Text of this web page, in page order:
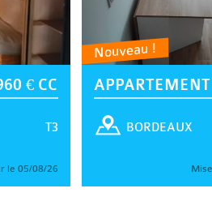
€ CC
T3
le 05/08/26
Nouveau !
APPARTEMENT
BORDEAUX